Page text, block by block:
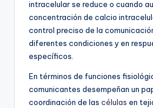
intracelular se reduce o cuando
concentración de calcio
control preciso de la
diferentes condiciones y en
específicos.
En términos de funciones
comunicantes desempeñan un
coordinación de las células en